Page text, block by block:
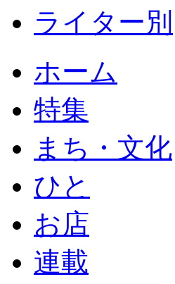
ライター別
ホーム
特集
まち・文化
ひと
お店
連載